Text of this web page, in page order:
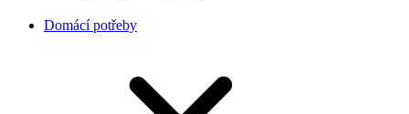
Domácí potřeby